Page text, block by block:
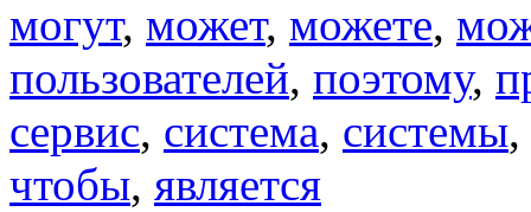
могут, может, можете,
пользователей, поэтому,
сервис, система, системы,
чтобы, является